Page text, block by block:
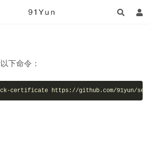
下命令：
certificate https://github.com/91yun/